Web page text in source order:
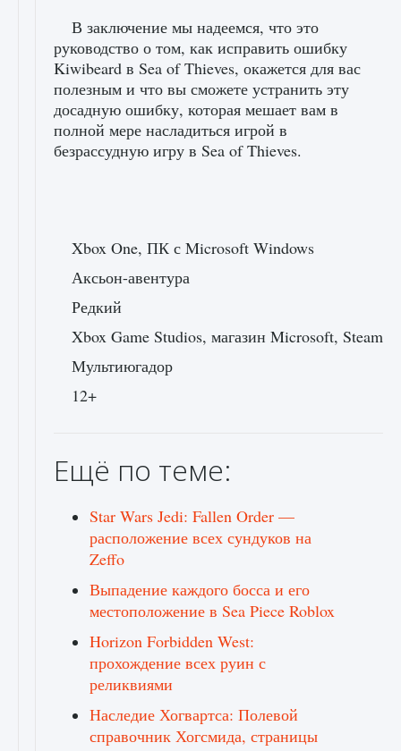
В заключение мы надеемся, что это
руководство о том, как исправить ошибку
Kiwibeard в Sea of ​​Thieves, окажется для вас
полезным и что вы сможете устранить эту
досадную ошибку, которая мешает вам в
полной мере насладиться игрой в
безрассудную игру в Sea of ​​Thieves.
Xbox One, ПК с Microsoft Windows
Аксьон-авентура
Редкий
Xbox Game Studios, магазин Microsoft, Steam
Мультиюгадор
12+
Ещё по теме:
Star Wars Jedi: Fallen Order —
расположение всех сундуков на
Zeffo
Выпадение каждого босса и его
местоположение в Sea Piece Roblox
Horizon Forbidden West:
прохождение всех руин с
реликвиями
Наследие Хогвартса: Полевой
справочник Хогсмида, страницы